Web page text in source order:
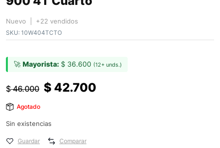
Nuevo | +22 vendidos
SKU: 10W404TCTO
🚀 Mayorista: $ 36.600 (12+ unds.)
$46.000 $ 42.700
Agotado
Sin existencias
Guardar Comparar